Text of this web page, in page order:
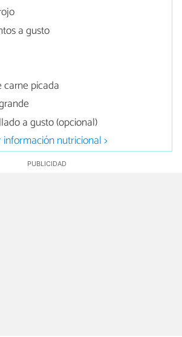
a gusto
carne picada
a gusto (opcional)
nutricional >